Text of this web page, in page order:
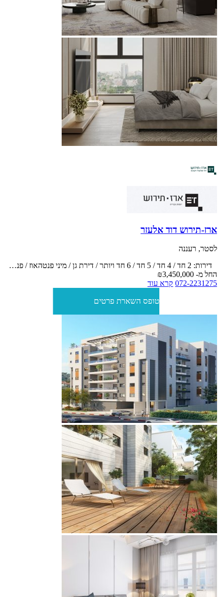
ארז-תירוש דוד אלעזר
לסטר, רעננה
דירות: 2 חד / 4 חד / 5 חד / 6 חד ויותר / דירת גן / מיני פנטהאוז / פנטהאוז
החל מ- ₪3,450,000
072-2231275 קרא עוד
טופס השארת פרטים